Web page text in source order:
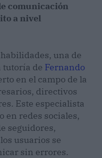
comunicación
a nivel
una de
tutoría de Fernando
en el campo de la
directivos
Este especialista
en redes sociales,
seguidores,
usuarios se
sin errores.